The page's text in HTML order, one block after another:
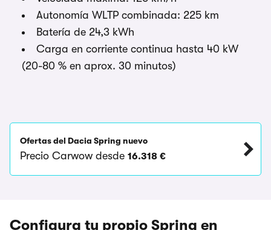
Autonomía WLTP combinada: 225 km
Batería de 24,3 kWh
Carga en corriente continua hasta 40 kW
(20-80 % en aprox. 30 minutos)
Ofertas del Dacia Spring nuevo
Precio Carwow desde 16.318 €
Configura tu propio Spring en